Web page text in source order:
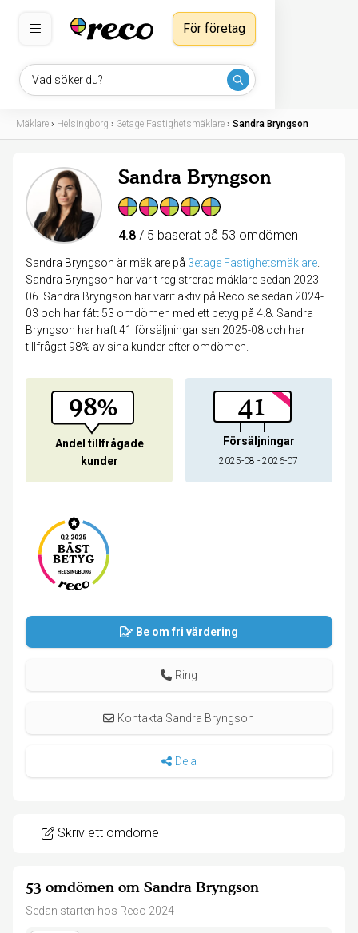
Vad söker du?
För företag
Mäklare › Helsingborg › 3etage Fastighetsmäklare › Sandra Bryngson
Sandra Bryngson
4.8 / 5 baserat på 53 omdömen
Sandra Bryngson är mäklare på 3etage Fastighetsmäklare
Sandra Bryngson har varit registrerad mäklare sedan 2023-
06. Sandra Bryngson har varit aktiv på Reco.se sedan 2024-
03 och har fått 53 omdömen med ett betyg på 4.8. Sandra
Bryngson har haft 41 försäljningar sen 2025-08 och har
tillfrågat 98% av sina kunder efter omdömen.
98%
Andel tillfrågade
kunder
41
Försäljningar
2025-08 - 2026-07
Be om fri värdering
Ring
Kontakta Sandra Bryngson
Dela
Skriv ett omdöme
53 omdömen om Sandra Bryngson
Sedan starten hos Reco 2024